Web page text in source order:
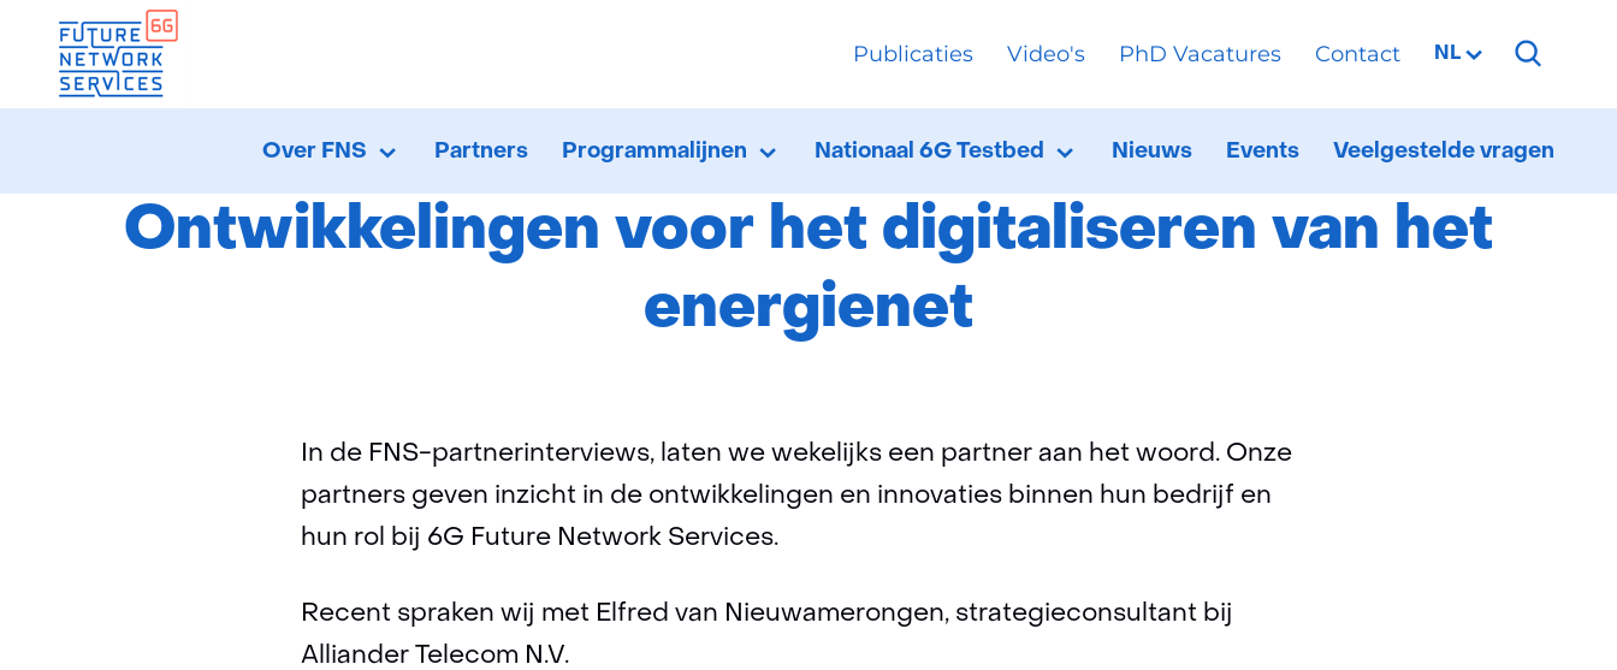
naar
inhoud
Publicaties Video's PhD Vacatures Contact
Geselecteerde
NL
Over FNS
Over
FNS
Uitklappen
Partners Programmalijnen Programmalijnen
Uitklappen
Nationaal 6G Testbed
Nationaal
6G
Testbed
Uitklappen
Nieuws Events Veelgestelde vragen
Ontwikkelingen voor het digitaliseren van het
energienet
In de FNS-partnerinterviews, laten we wekelijks een partner aan het woord. Onze
partners geven inzicht in de ontwikkelingen en innovaties binnen hun bedrijf en
hun rol bij 6G Future Network Services.
Recent spraken wij met Elfred van Nieuwamerongen, strategieconsultant bij
Alliander Telecom N.V.